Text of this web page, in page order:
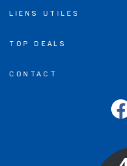
LIENS UTILES
TOP DEALS
CONTACT